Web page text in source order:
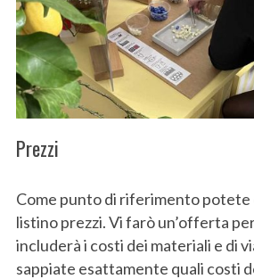
Prezzi
Come punto di riferimento
listino prezzi. Vi farò un’offerta
includerà i costi dei materiali e di
sappiate esattamente quali costi